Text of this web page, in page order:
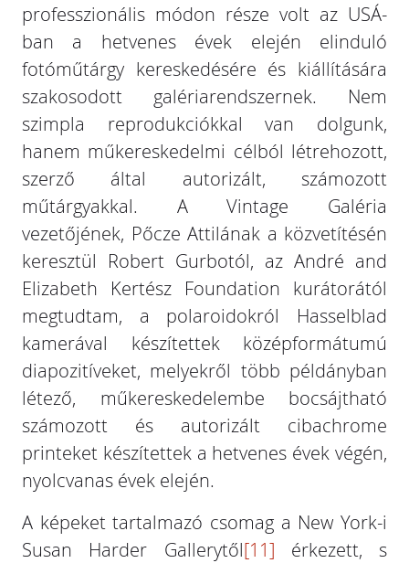
professzionális módon része volt az USÁ-
ban a hetvenes évek elején elinduló
fotóműtárgy kereskedésére és kiállítására
szakosodott galériarendszernek. Nem
szimpla reprodukciókkal van dolgunk,
hanem műkereskedelmi célból létrehozott,
szerző által autorizált, számozott
műtárgyakkal. A Vintage Galéria
vezetőjének, Pőcze Attilának a közvetítésén
keresztül Robert Gurbotól, az André and
Elizabeth Kertész Foundation kurátorától
megtudtam, a polaroidokról Hasselblad
kamerával készítettek középformátumú
diapozitíveket, melyekről több példányban
létező, műkereskedelembe bocsájtható
számozott és autorizált cibachrome
printeket készítettek a hetvenes évek végén,
nyolcvanas évek elején.
A képeket tartalmazó csomag a New York-i
Susan Harder Gallerytől[11] érkezett, s